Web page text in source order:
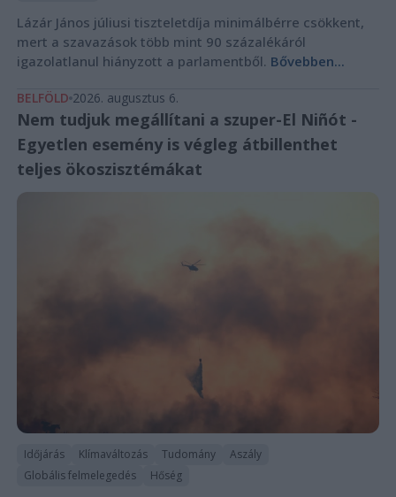
Lázár János júliusi tiszteletdíja minimálbérre csökkent,
mert a szavazások több mint 90 százalékáról
igazolatlanul hiányzott a parlamentből. Bővebben...
BELFÖLD 2026. augusztus 6.
Nem tudjuk megállítani a szuper-El Niñót -
Egyetlen esemény is végleg átbillenthet
teljes ökoszisztémákat
Időjárás Klímaváltozás Tudomány
Aszály
Globális felmelegedés
Hőség